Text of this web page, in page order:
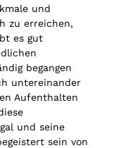
und
zu erreichen,
es gut
begangen
untereinander
Aufenthalten
und seine
sein von